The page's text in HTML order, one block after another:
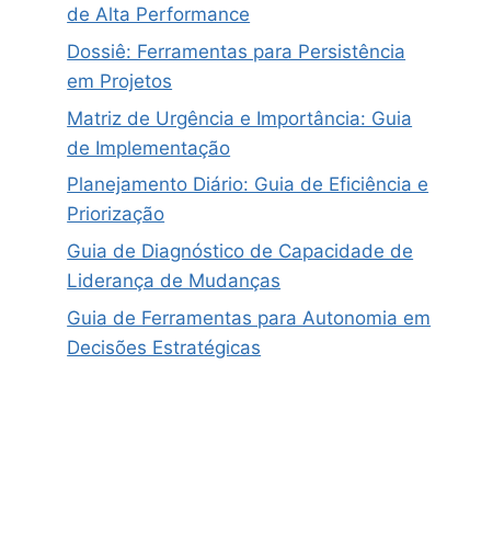
de Alta Performance
Dossiê: Ferramentas para Persistência
em Projetos
Matriz de Urgência e Importância: Guia
de Implementação
Planejamento Diário: Guia de Eficiência e
Priorização
Guia de Diagnóstico de Capacidade de
Liderança de Mudanças
Guia de Ferramentas para Autonomia em
Decisões Estratégicas